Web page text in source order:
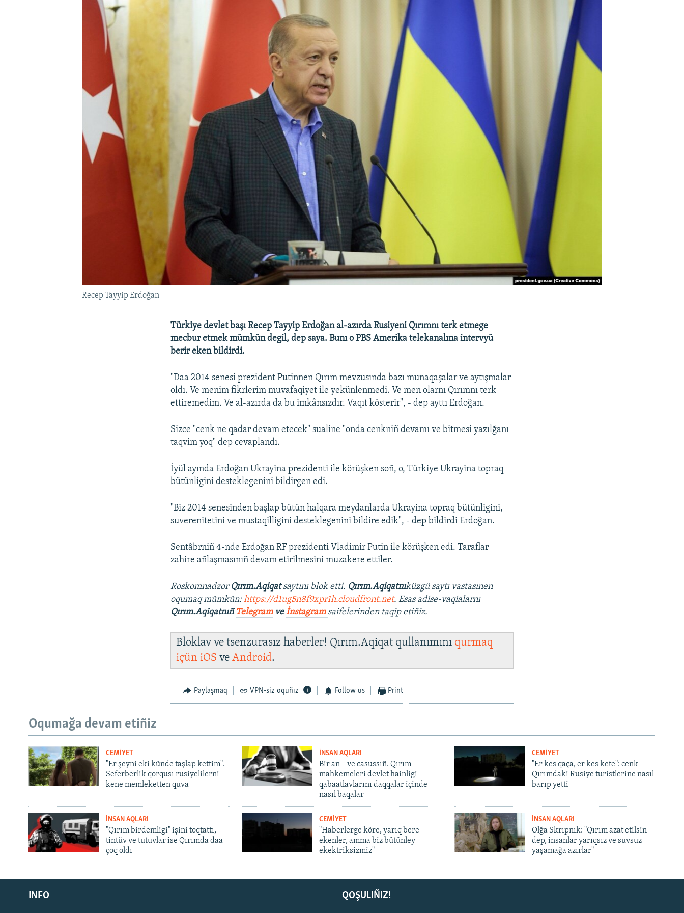
Русский
Українською
Recep Tayyip Erdoğan
Türkiye devlet başı Recep Tayyip Erdoğan al-azırda Rusiyeni Qırımnı terk etmege
mecbur etmek mümkün degil, dep saya. Bunı o PBS Amerika telekanalına intervyü
berir eken bildirdi.
"Daa 2014 senesi prezident Putinnen Qırım mevzusında bazı munaqaşalar ve aytışmalar
oldı. Ve menim fikrlerim muvafaqiyet ile yekünlenmedi. Ve men olarnı Qırımnı terk
ettiremedim. Ve al-azırda da bu imkânsızdır. Vaqıt kösterir", - dep ayttı Erdoğan.
Sizce "cenk ne qadar devam etecek" sualine "onda cenkniñ devamı ve bitmesi yazılğanı
taqvim yoq" dep cevaplandı.
İyül ayında Erdoğan Ukrayina prezidenti ile körüşken soñ, o, Türkiye Ukrayina topraq
bütünligini desteklegenini bildirgen edi.
"Biz 2014 senesinden başlap bütün halqara meydanlarda Ukrayina topraq bütünligini,
suverenitetini ve mustaqilligini desteklegenini bildire edik", - dep bildirdi Erdoğan.
Sentâbrniñ 4-nde Erdoğan RF prezidenti Vladimir Putin ile körüşken edi. Taraflar
zahire añlaşmasınıñ devam etirilmesini muzakere ettiler.
Roskomnadzor Qırım.Aqiqatsaytını blok etti. Qırım.Aqiqatnıküzgü saytı vastasınen
oqumaq mümkün:https://d1ug5n8f9xpr1h.cloudfront.net. Esas adise-vaqialarnı
Qırım.AqiqatnıñTelegramveİnstagram saifelerinden taqip etiñiz.
Bloklav ve tsenzurasız haberler! Qırım.Aqiqat qullanımını qurmaq
içüniOS veAndroid.
Paylaşmaq VPN-siz oquñız Follow us Print
Oqumağa devam etiñiz
CEMİYET
"Er şeyni eki künde taşlap kettim".
Seferberlik qorqusı rusiyelilerni
kene memleketten quva
İNSAN AQLARI
Bir an – ve casussıñ. Qırım
mahkemeleri devlet hainligi
qabaatlavlarını daqqalar içinde
nasıl baqalar
CEMİYET
"Er kes qaça, er kes kete": cenk
Qırımdaki Rusiye turistlerine nasıl
barıp yetti
İNSAN AQLARI
"Qırım birdemligi" işini toqtattı,
tintüv ve tutuvlar ise Qırımda daa
çoq oldı
CEMİYET
"Haberlerge köre, yarıq bere
ekenler, amma biz bütünley
ekektriksizmiz"
İNSAN AQLARI
Olğa Skrıpnık: "Qırım azat etilsin
dep, insanlar yarıqsız ve suvsuz
yaşamağa azırlar"
QOŞULIÑIZ!
INFO